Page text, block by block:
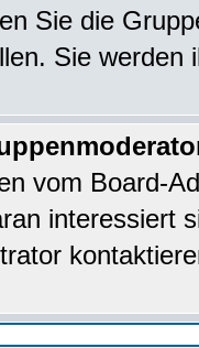
Sie die
Sie werden
vom Board-
interessiert